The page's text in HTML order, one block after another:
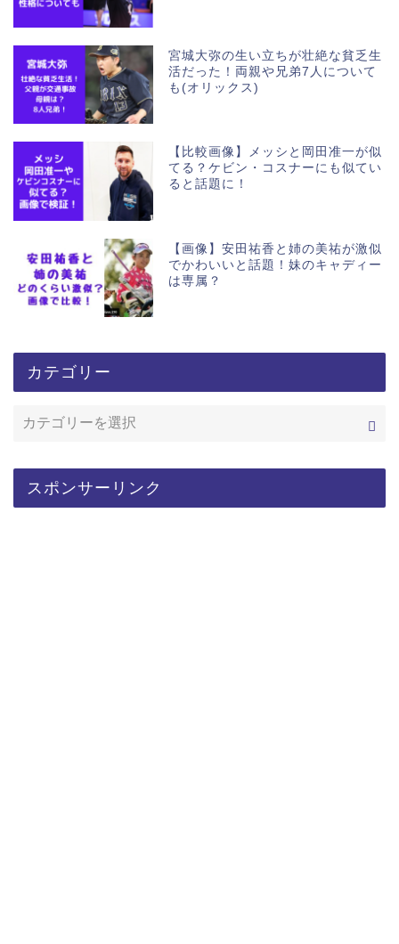
宮城大弥の生い立ちが壮絶な貧乏生
活だった！両親や兄弟7人について
も(オリックス)
【比較画像】メッシと岡田准一が似
てる？ケビン・コスナーにも似てい
ると話題に！
【画像】安田祐香と姉の美祐が激似
でかわいいと話題！妹のキャディー
は専属？
カテゴリー
スポンサーリンク